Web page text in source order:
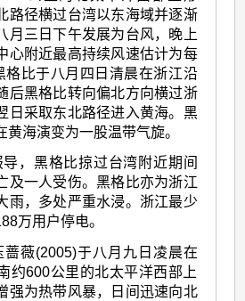
路径横过台湾以东海域并逐渐
月三日下午发展为台风，晚上
心附近最高持续风速估计为每
格比于八月四日清晨在浙江沿
后黑格比转向偏北方向横过浙
日采取东北路径进入黄海。黑
海演变为一股温带气旋。
，黑格比掠过台湾附近期间
及一人受伤。黑格比亦为浙江
雨，多处严重水浸。浙江最少
万用户停电。
蔷薇(2005)于八月九日凌晨在
约600公里的北太平洋西部上
强为热带风暴，日间迅速向北